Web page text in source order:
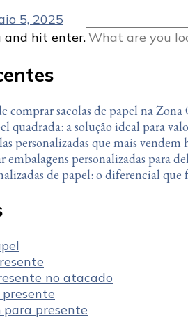
5, 2025
and hit enter.
comprar sacolas de papel na Zona
quadrada: a solução ideal para
personalizadas que mais vendem
embalagens personalizadas para
de papel: o diferencial que
no atacado
presente